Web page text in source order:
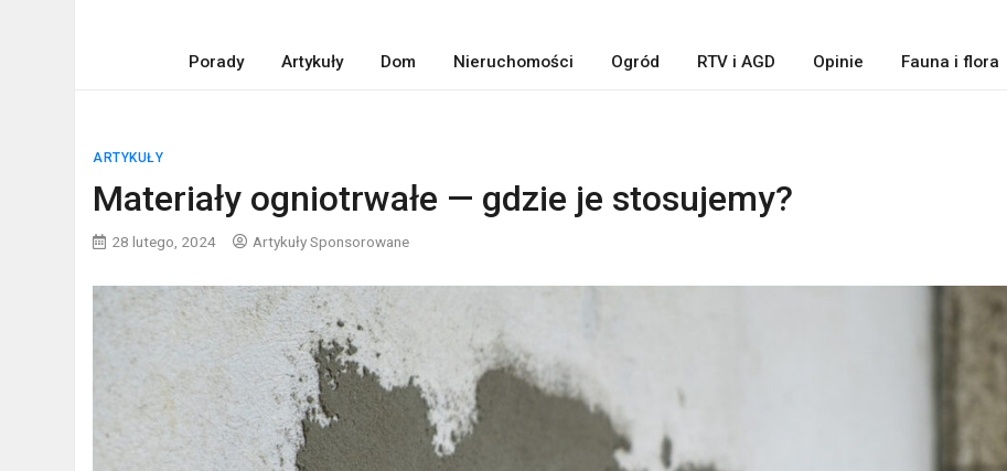
Porady Artykuły Dom Nieruchomości Ogród RTV i AGD Opinie Fauna i flora
ARTYKUŁY
Materiały ogniotrwałe — gdzie je stosujemy?
28 lutego, 2024 Artykuły Sponsorowane